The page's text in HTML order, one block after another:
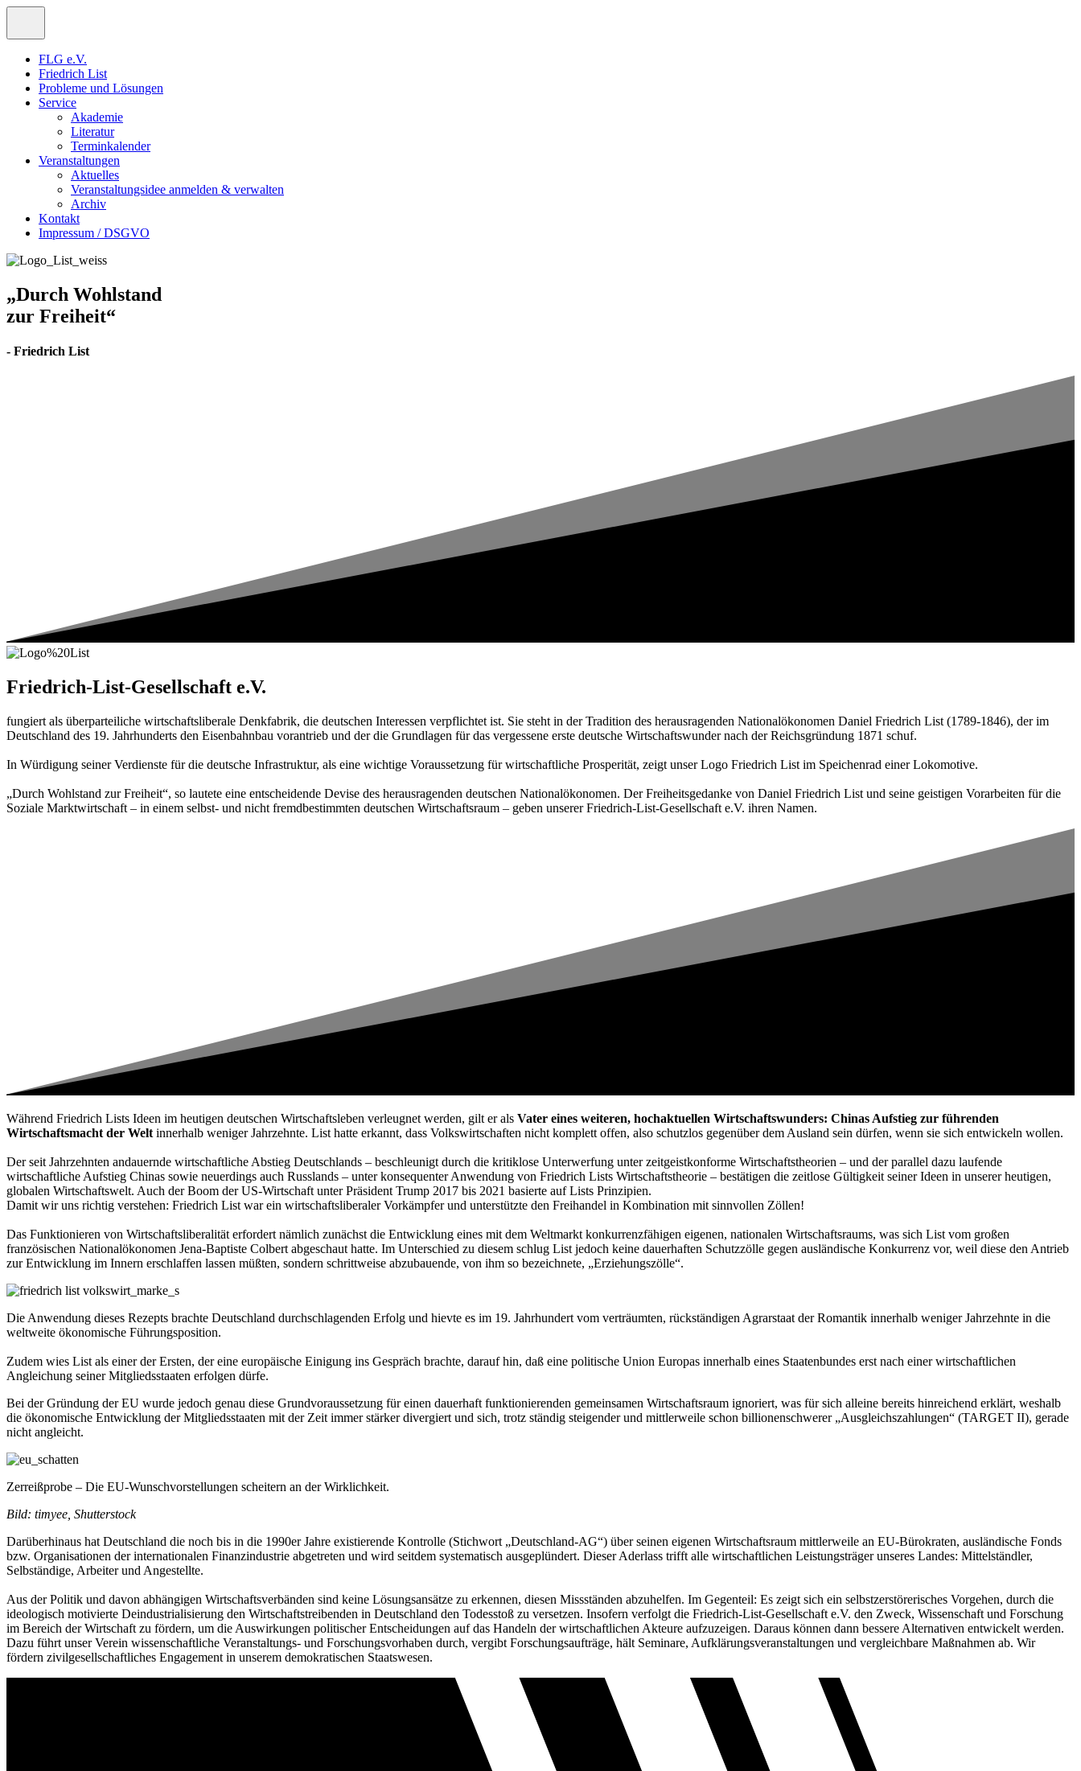
FLG e.V.
Friedrich List
Probleme und Lösungen
Service
Akademie
Literatur
Terminkalender
Veranstaltungen
Aktuelles
Veranstaltungsidee anmelden & verwalten
Archiv
Kontakt
Impressum / DSGVO
„Durch Wohlstand
zur Freiheit“
- Friedrich List
Friedrich-List-Gesellschaft e.V.
fungiert als überparteiliche wirtschaftsliberale Denkfabrik, die deutschen Interessen verpflichtet ist. Sie steht in der Tradition des herausragenden Nationalökonomen Daniel Friedrich List (1789-1846), der im
Deutschland des 19. Jahrhunderts den Eisenbahnbau vorantrieb und der die Grundlagen für das vergessene erste deutsche Wirtschaftswunder nach der Reichsgründung 1871 schuf.
In Würdigung seiner Verdienste für die deutsche Infrastruktur, als eine wichtige Voraussetzung für wirtschaftliche Prosperität, zeigt unser Logo Friedrich List im Speichenrad einer Lokomotive.
„Durch Wohlstand zur Freiheit“, so lautete eine entscheidende Devise des herausragenden deutschen Nationalökonomen. Der Freiheitsgedanke von Daniel Friedrich List und seine geistigen Vorarbeiten für die
Soziale Marktwirtschaft – in einem selbst- und nicht fremdbestimmten deutschen Wirtschaftsraum – geben unserer Friedrich-List-Gesellschaft e.V. ihren Namen.
Während Friedrich Lists Ideen im heutigen deutschen Wirtschaftsleben verleugnet werden, gilt er als Vater eines weiteren, hochaktuellen Wirtschaftswunders: Chinas Aufstieg zur führenden
Wirtschaftsmacht der Welt innerhalb weniger Jahrzehnte. List hatte erkannt, dass Volkswirtschaften nicht komplett offen, also schutzlos gegenüber dem Ausland sein dürfen, wenn sie sich entwickeln wollen.
Der seit Jahrzehnten andauernde wirtschaftliche Abstieg Deutschlands – beschleunigt durch die kritiklose Unterwerfung unter zeitgeistkonforme Wirtschaftstheorien – und der parallel dazu laufende
wirtschaftliche Aufstieg Chinas sowie neuerdings auch Russlands – unter konsequenter Anwendung von Friedrich Lists Wirtschaftstheorie – bestätigen die zeitlose Gültigkeit seiner Ideen in unserer heutigen,
globalen Wirtschaftswelt. Auch der Boom der US-Wirtschaft unter Präsident Trump 2017 bis 2021 basierte auf Lists Prinzipien.
Damit wir uns richtig verstehen: Friedrich List war ein wirtschaftsliberaler Vorkämpfer und unterstützte den Freihandel in Kombination mit sinnvollen Zöllen!
Das Funktionieren von Wirtschaftsliberalität erfordert nämlich zunächst die Entwicklung eines mit dem Weltmarkt konkurrenzfähigen eigenen, nationalen Wirtschaftsraums, was sich List vom großen
französischen Nationalökonomen Jena-Baptiste Colbert abgeschaut hatte. Im Unterschied zu diesem schlug List jedoch keine dauerhaften Schutzzölle gegen ausländische Konkurrenz vor, weil diese den Antrieb
zur Entwicklung im Innern erschlaffen lassen müßten, sondern schrittweise abzubauende, von ihm so bezeichnete, „Erziehungszölle“.
Die Anwendung dieses Rezepts brachte Deutschland durchschlagenden Erfolg und hievte es im 19. Jahrhundert vom verträumten, rückständigen Agrarstaat der Romantik innerhalb weniger Jahrzehnte in die
weltweite ökonomische Führungsposition.
Zudem wies List als einer der Ersten, der eine europäische Einigung ins Gespräch brachte, darauf hin, daß eine politische Union Europas innerhalb eines Staatenbundes erst nach einer wirtschaftlichen
Angleichung seiner Mitgliedsstaaten erfolgen dürfe.
Bei der Gründung der EU wurde jedoch genau diese Grundvoraussetzung für einen dauerhaft funktionierenden gemeinsamen Wirtschaftsraum ignoriert, was für sich alleine bereits hinreichend erklärt, weshalb
die ökonomische Entwicklung der Mitgliedsstaaten mit der Zeit immer stärker divergiert und sich, trotz ständig steigender und mittlerweile schon billionenschwerer „Ausgleichszahlungen“ (TARGET II), gerade
nicht angleicht.
Zerreißprobe – Die EU-Wunschvorstellungen scheitern an der Wirklichkeit.
Bild: timyee, Shutterstock
Darüberhinaus hat Deutschland die noch bis in die 1990er Jahre existierende Kontrolle (Stichwort „Deutschland-AG“) über seinen eigenen Wirtschaftsraum mittlerweile an EU-Bürokraten, ausländische Fonds
bzw. Organisationen der internationalen Finanzindustrie abgetreten und wird seitdem systematisch ausgeplündert. Dieser Aderlass trifft alle wirtschaftlichen Leistungsträger unseres Landes: Mittelständler,
Selbständige, Arbeiter und Angestellte.
Aus der Politik und davon abhängigen Wirtschaftsverbänden sind keine Lösungsansätze zu erkennen, diesen Missständen abzuhelfen. Im Gegenteil: Es zeigt sich ein selbstzerstörerisches Vorgehen, durch die
ideologisch motivierte Deindustrialisierung den Wirtschaftstreibenden in Deutschland den Todesstoß zu versetzen. Insofern verfolgt die Friedrich-List-Gesellschaft e.V. den Zweck, Wissenschaft und Forschung
im Bereich der Wirtschaft zu fördern, um die Auswirkungen politischer Entscheidungen auf das Handeln der wirtschaftlichen Akteure aufzuzeigen. Daraus können dann bessere Alternativen entwickelt werden.
Dazu führt unser Verein wissenschaftliche Veranstaltungs- und Forschungsvorhaben durch, vergibt Forschungsaufträge, hält Seminare, Aufklärungsveranstaltungen und vergleichbare Maßnahmen ab. Wir
fördern zivilgesellschaftliches Engagement in unserem demokratischen Staatswesen.